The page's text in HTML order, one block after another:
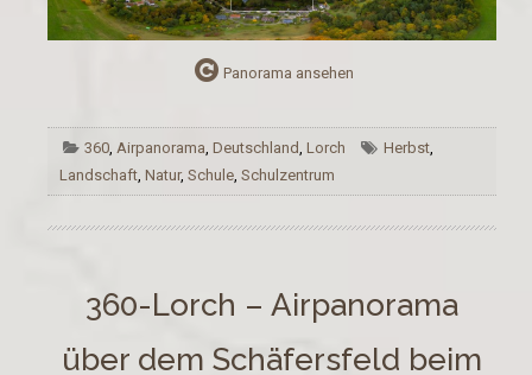
Panorama ansehen
360,Airpanorama,Deutschland,Lorch Herbst,
Landschaft, Natur, Schule, Schulzentrum
360-Lorch – Airpanorama
über dem Schäfersfeld beim